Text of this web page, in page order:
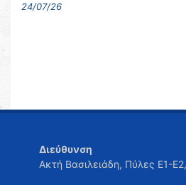
24/07/26
Διεύθυνση
Ακτή Βασιλειάδη, Πύλες Ε1-